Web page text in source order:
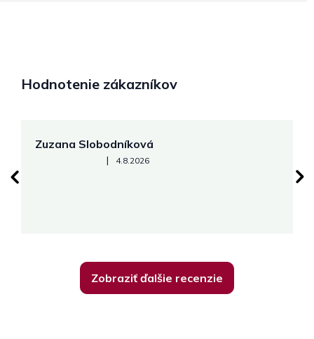
Hodnotenie zákazníkov
Zuzana Slobodníková
Hodnotenie obchodu je 5 z 5 hviezdičiek.
| 4.8.2026
Zobraziť ďalšie recenzie